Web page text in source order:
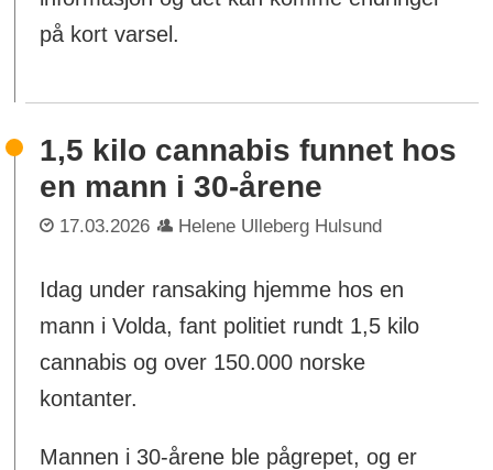
på kort varsel.
1,5 kilo cannabis funnet hos
en mann i 30-årene
17.03.2026 Helene Ulleberg Hulsund
Idag under ransaking hjemme hos en
mann i Volda, fant politiet rundt 1,5 kilo
cannabis og over 150.000 norske
kontanter.
Mannen i 30-årene ble pågrepet, og er